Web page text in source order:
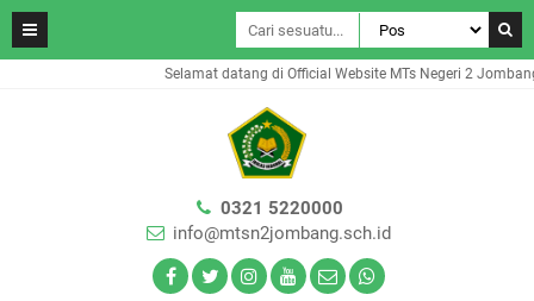
Selamat datang di Official Website MTs Negeri 2 Jombang
0321 5220000
info@mtsn2jombang.sch.id